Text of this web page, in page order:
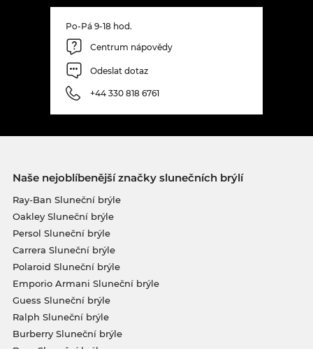
Po-Pá 9-18 hod.
Centrum nápovědy
Odeslat dotaz
+44 330 818 6761
Naše nejoblíbenější značky slunečních brýlí
Ray-Ban Sluneční brýle
Oakley Sluneční brýle
Persol Sluneční brýle
Carrera Sluneční brýle
Polaroid Sluneční brýle
Emporio Armani Sluneční brýle
Guess Sluneční brýle
Ralph Sluneční brýle
Burberry Sluneční brýle